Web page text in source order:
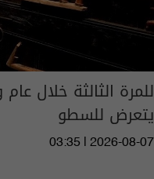
للمرة الثالثة خلال
يتعرض للسطو
03:35 | 2026-08-07